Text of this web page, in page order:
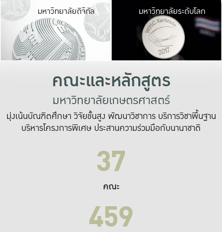
มหาวิทยาลัยดิจิทัล มหาวิ
เปลี่ยนแปลง แล
เพื่อทำง
ระบบสารสนเทศ
มหาวิทยาลัยระดับโลก
คณะและหลักสูตร
มหาวิทยาลัยเกษตรศาสตร์
มุ่งเน้นบัณฑิตศึกษา วิจัยขั้นสูง พัฒนาวิชาการ บริการวิชาพื้นฐาน
บริหารโครงการพิเศษ ประสานความร่วมมือกับนานาชาติ
37
คณะ
459